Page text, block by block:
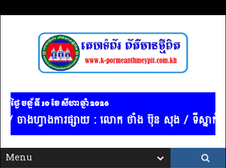
ថ្ងៃ ចន្ទ័ ទី 10​ ខែ សីហា ឆ្នាំ 2026
ងហ្វាងការផ្សាយ : លោក ថាំង ប៊ុន សុង / ទីស្នាក់កា